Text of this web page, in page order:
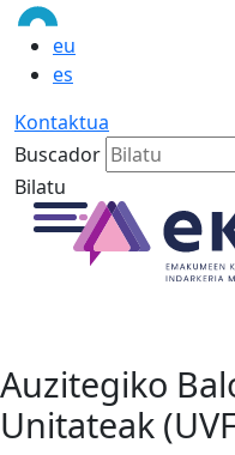
eu
es
Kontaktua
Buscador
Bilatu
Auzitegiko
Unitateak